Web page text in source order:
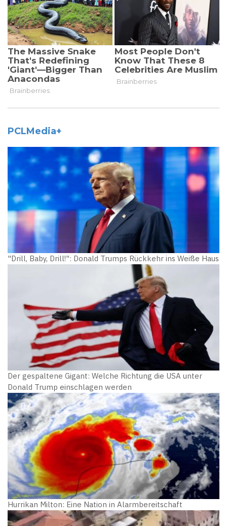
PCLMedia+
"Drill, Baby, Drill!": Donald Trumps Rückkehr ins Weiße Haus
Der gespaltene Gigant: Welche Richtung die USA unter
Donald Trump einschlagen werden
Hurrikan Milton: Eine Nation in Alarmbereitschaft